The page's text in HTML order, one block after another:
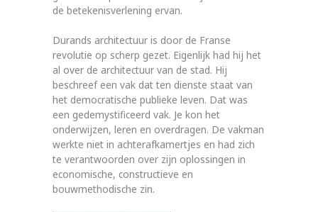
de betekenisverlening ervan.
Durands architectuur is door de Franse
revolutie op scherp gezet. Eigenlijk had hij het
al over de architectuur van de stad. Hij
beschreef een vak dat ten dienste staat van
het democratische publieke leven. Dat was
een gedemystificeerd vak. Je kon het
onderwijzen, leren en overdragen. De vakman
werkte niet in achterafkamertjes en had zich
te verantwoorden over zijn oplossingen in
economische, constructieve en
bouwmethodische zin.